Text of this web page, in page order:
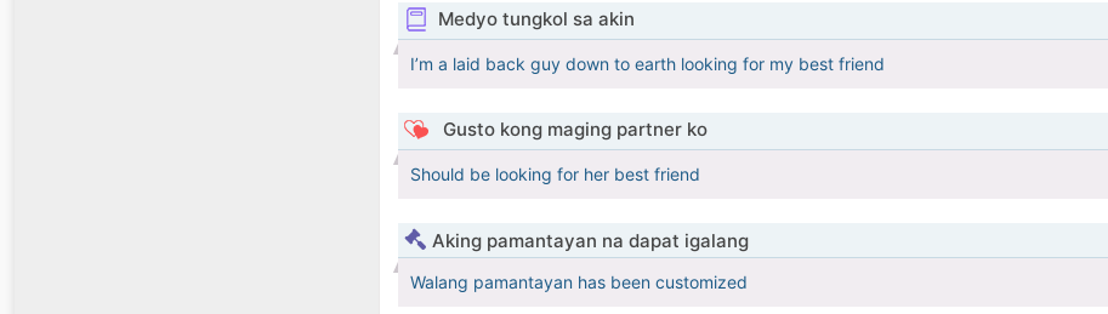
Medyo tungkol sa akin
I’m a laid back guy down to earth looking for my best friend
Gusto kong maging partner ko
Should be looking for her best friend
Aking pamantayan na dapat igalang
Walang pamantayan has been customized